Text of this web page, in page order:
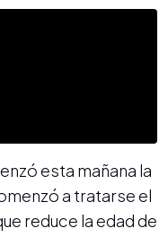
esta mañana la
a tratarse el
reduce la edad de